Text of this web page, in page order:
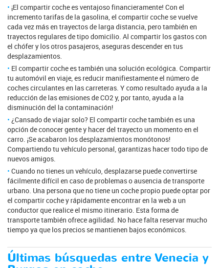
¡El compartir coche es ventajoso financieramente! Con el
incremento tarifas de la gasolina, el compartir coche se vuelve
cada vez más en trayectos de larga distancia, pero también en
trayectos regulares de tipo domicilio. Al compartir los gastos con
el chófer y los otros pasajeros, aseguras descender en tus
desplazamientos.
El compartir coche es también una solución ecológica. Compartir
tu automóvil en viaje, es reducir manifiestamente el número de
coches circulantes en las carreteras. Y como resultado ayuda a la
reducción de las emisiones de CO2 y, por tanto, ayuda a la
disminución del la contaminación!
¿Cansado de viajar solo? El compartir coche también es una
opción de conocer gente y hacer del trayecto un momento en el
carro. ¡Se acabaron los desplazamientos monótonos!
Compartiendo tu vehículo personal, garantizas hacer todo tipo de
nuevos amigos.
Cuando no tienes un vehículo, desplazarse puede convertirse
fácilmente difícil en caso de problemas o ausencia de transporte
urbano. Una persona que no tiene un coche propio puede optar por
el compartir coche y rápidamente encontrar en la web a un
conductor que realice el mismo itinerario. Esta forma de
transporte también ofrece agilidad. No hace falta reservar mucho
tiempo ya que los precios se mantienen bajos económicos.
Últimas búsquedas entre Venecia y